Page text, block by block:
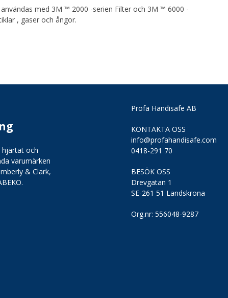
med 3M ™ 2000 -serien Filter och 3M ™ 6000 -
, gaser och ångor.
hjärtat och
varumärken
& Clark,
Profa Handisafe AB
KONTAKTA OSS
info@profahandisafe.com
0418-291 70
BESÖK OSS
Drevgatan 1
SE-261 51 Landskrona
Org.nr: 556048-9287